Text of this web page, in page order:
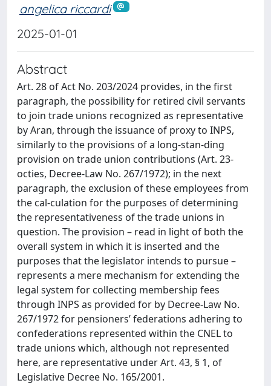
angelica riccardi
2025-01-01
Abstract
Art. 28 of Act No. 203/2024 provides, in the first
paragraph, the possibility for retired civil servants
to join trade unions recognized as representative
by Aran, through the issuance of proxy to INPS,
similarly to the provisions of a long-stan-ding
provision on trade union contributions (Art. 23-
octies, Decree-Law No. 267/1972); in the next
paragraph, the exclusion of these employees from
the cal-culation for the purposes of determining
the representativeness of the trade unions in
question. The provision – read in light of both the
overall system in which it is inserted and the
purposes that the legislator intends to pursue –
represents a mere mechanism for extending the
legal system for collecting membership fees
through INPS as provided for by Decree-Law No.
267/1972 for pensioners’ federations adhering to
confederations represented within the CNEL to
trade unions which, although not represented
here, are representative under Art. 43, § 1, of
Legislative Decree No. 165/2001.